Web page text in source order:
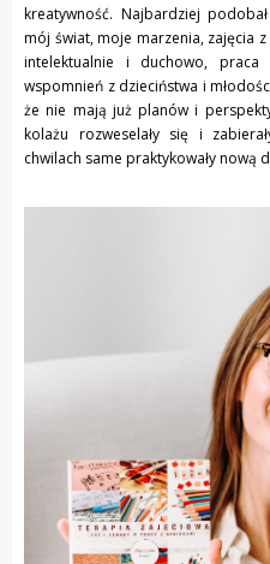
kreatywność. Najbardziej
mój świat, moje marzenia, zajęcia
intelektualnie i duchowo,
wspomnień z dzieciństwa i
że nie mają już planów i
kolażu rozweselały się i
chwilach same praktykowały nową